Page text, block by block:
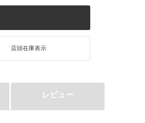
店頭在庫表示
レビュー